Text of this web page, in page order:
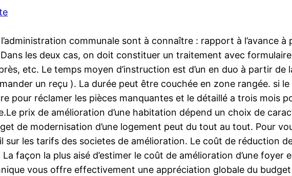
communale sont à connaître : rapport à l’avance
Dans les deux cas, on doit constituer un traitement avec
etc. Le temps moyen d’instruction est d’un en duo à partir de
un reçu ). La durée peut être couchée en zone rangée. si
pour réclamer les pièces manquantes et le détaillé a trois mois
prix de amélioration d’une habitation dépend un choix de
de modernisation d’une logement peut du tout au tout. Pour
les tarifs des societes de amélioration. Le coût de réduction
façon la plus aisé d’estimer le coût de amélioration d’une foyer
vous offre effectivement une appréciation globale du